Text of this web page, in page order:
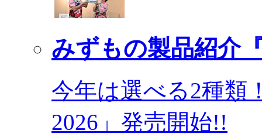
みずもの製品紹介
今年は選べる2種類
2026」発売開始!!